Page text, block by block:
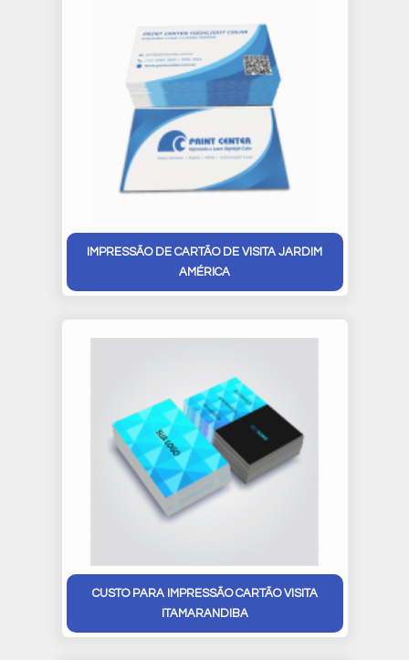
IMPRESSÃO DE CARTÃO DE VISITA JARDIM
AMÉRICA
CUSTO PARA IMPRESSÃO CARTÃO VISITA
ITAMARANDIBA